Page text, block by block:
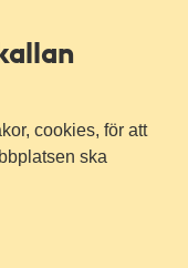
cookies, för att
ska